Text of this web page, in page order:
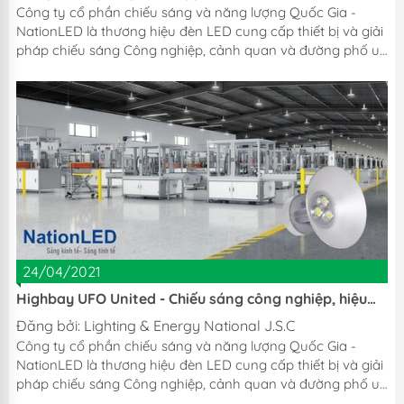
Công ty cổ phần chiếu sáng và năng lượng Quốc Gia -
NationLED là thương hiệu đèn LED cung cấp thiết bị và giải
pháp chiếu sáng Công nghiệp, cảnh quan và đường phố uy
LED Highbay COB United, NationLED chúng tôi xin giới
thiệu tới Quý khách sản phẩm Đèn LED Highbay COB
Mono hay còn gọi là đèn nhà xưởng trụ tản nhiệt nguyên
khối nằm trong series Highbay COB được lắp ráp bởi các
linh kiện uy tín hàng đầu như Bridgelux, Osram, Done,
Philips, ... cho khả năng...
24/04/2021
Highbay UFO United - Chiếu sáng công nghiệp, hiệu
quả lâu bền
Đăng bởi: Lighting & Energy National J.S.C
Công ty cổ phần chiếu sáng và năng lượng Quốc Gia -
NationLED là thương hiệu đèn LED cung cấp thiết bị và giải
pháp chiếu sáng Công nghiệp, cảnh quan và đường phố uy